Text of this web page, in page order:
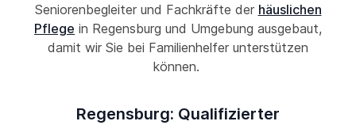
Seniorenbegleiter und Fachkräfte der häuslichen
Pflege in Regensburg und Umgebung ausgebaut,
damit wir Sie bei Familienhelfer unterstützen
können.
Regensburg: Qualifizierter